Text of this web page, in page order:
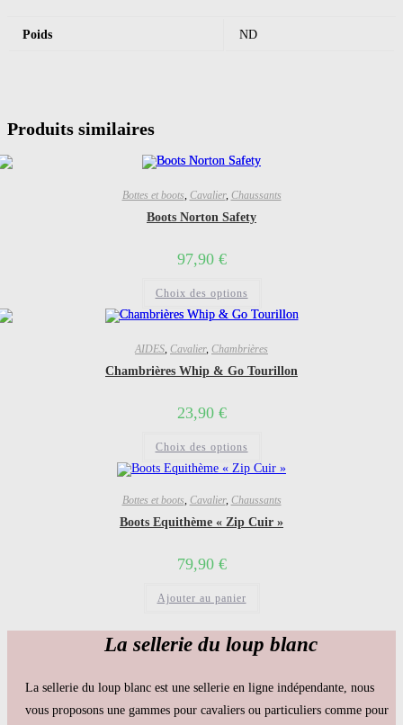
Poids ND
Produits similaires
Bottes et boots, Cavalier, Chaussants
Boots Norton Safety
97,90 €
Choix des options
plusieurs
Les
options
peuvent
AIDES, Cavalier, Chambrières
Chambrières Whip & Go Tourillon
23,90 €
Choix des options
a
plusieurs
Les
peuvent
Bottes et boots, Cavalier, Chaussants
Boots Equithème « Zip Cuir »
79,90 €
Ajouter au panier
La sellerie du loup blanc
La sellerie du loup blanc est une sellerie en ligne indépendante, nous
vous proposons une gammes pour cavaliers ou particuliers comme pour